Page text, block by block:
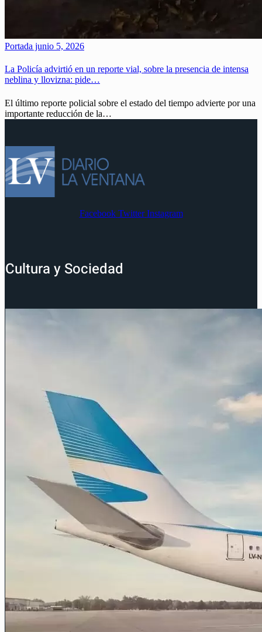
Portada junio 5, 2026
La Policía advirtió en un reporte vial, sobre la presencia de intensa
neblina y llovizna: pide…
El último reporte policial sobre el estado del tiempo advierte por una
importante reducción de la…
Facebook Twitter Instagram
Cultura y Sociedad